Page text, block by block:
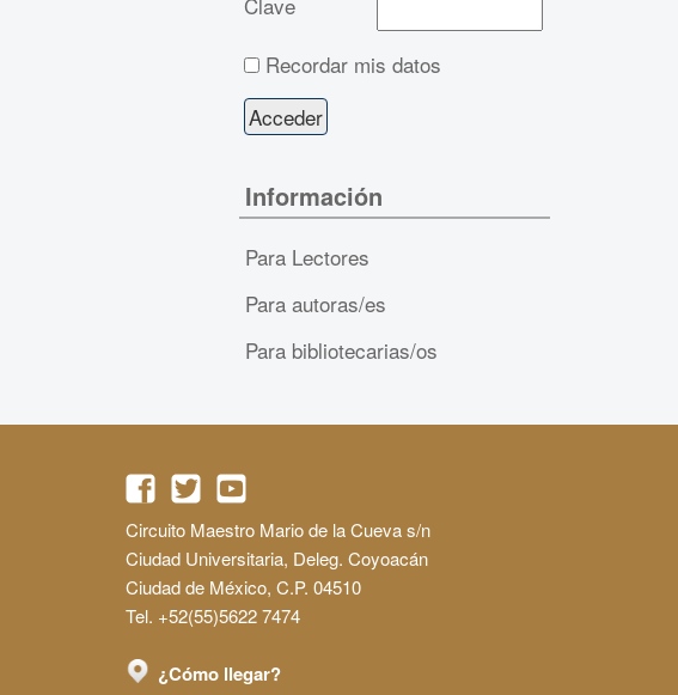
Recordar mis datos
Información
Para Lectores
Para autoras/es
Para bibliotecarias/os
Circuito Maestro Mario de la Cueva s/n
Ciudad Universitaria, Deleg. Coyoacán
Ciudad de México, C.P. 04510
Tel. +52(55)5622 7474
¿Cómo llegar?